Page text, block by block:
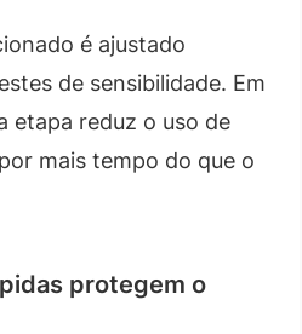
é ajustado
de sensibilidade. Em
etapa reduz o uso de
mais tempo do que o
protegem o